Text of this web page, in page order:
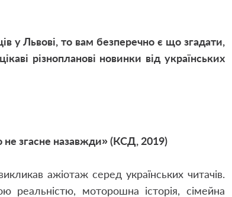
у Львові, то вам безперечно є що згадати,
різнопланові новинки від українських
згасне назавжди» (КСД, 2019)
ажіотаж серед українських читачів.
моторошна історія, сімейна